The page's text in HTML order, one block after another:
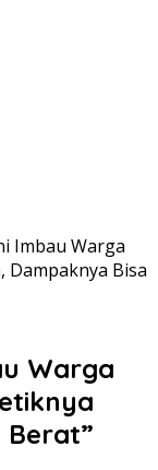
Imbau Warga
Dampaknya Bisa
Warga
Berat”